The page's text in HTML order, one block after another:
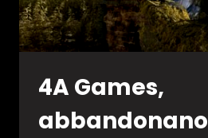
4A Games,
abbandonano